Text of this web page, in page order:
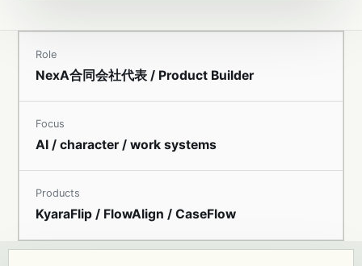
Role
NexA合同会社代表 / Product Builder
Focus
AI / character / work systems
Products
KyaraFlip / FlowAlign / CaseFlow